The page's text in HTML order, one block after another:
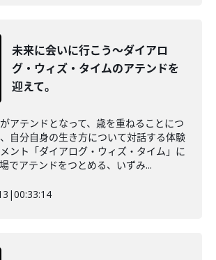
未来に会いに行こう～ダイアロ
グ・ウィズ・タイムのアテンドを
迎えて。
アテンドとなって、歳を重ねることにつ
自分自身の生き方について対話する体験
ント「ダイアログ・ウィズ・タイム」に
でアテンドをつとめる、いずみ...
|00:33:14